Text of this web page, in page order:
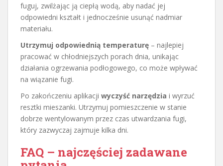
fuguj, zwilżając ją ciepłą wodą, aby nadać jej
odpowiedni kształt i jednocześnie usunąć nadmiar
materiału.
Utrzymuj odpowiednią temperaturę – najlepiej
pracować w chłodniejszych porach dnia, unikając
działania ogrzewania podłogowego, co może wpływać
na wiązanie fugi.
Po zakończeniu aplikacji wyczyść narzędzia i wyrzuć
resztki mieszanki. Utrzymuj pomieszczenie w stanie
dobrze wentylowanym przez czas utwardzania fugi,
który zazwyczaj zajmuje kilka dni.
FAQ – najczęściej zadawane